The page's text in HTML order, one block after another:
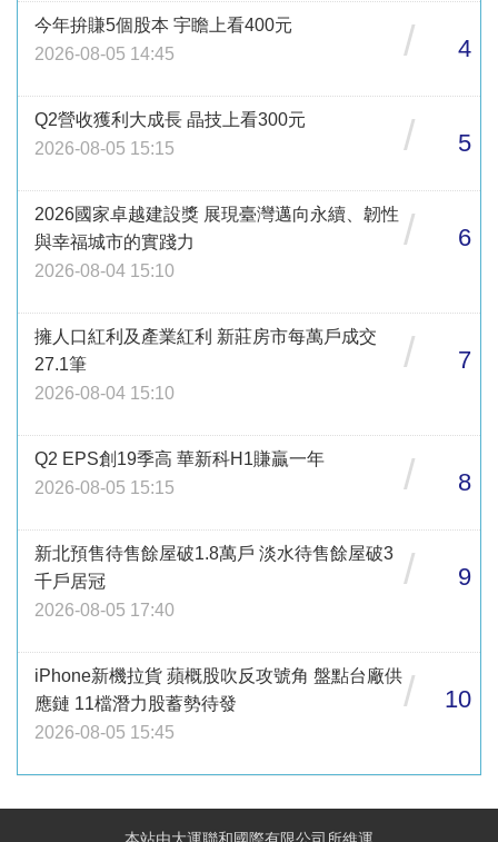
今年拚賺5個股本 宇瞻上看400元
2026-08-05 14:45
/ 4
Q2營收獲利大成長 晶技上看300元
2026-08-05 15:15
/ 5
2026國家卓越建設獎 展現臺灣邁向永續、韌性
與幸福城市的實踐力
2026-08-04 15:10
/ 6
擁人口紅利及產業紅利 新莊房市每萬戶成交
27.1筆
2026-08-04 15:10
/ 7
Q2 EPS創19季高 華新科H1賺贏一年
2026-08-05 15:15
/ 8
新北預售待售餘屋破1.8萬戶 淡水待售餘屋破3
千戶居冠
2026-08-05 17:40
/ 9
iPhone新機拉貨 蘋概股吹反攻號角 盤點台廠供
應鏈 11檔潛力股蓄勢待發
2026-08-05 15:45
/ 10